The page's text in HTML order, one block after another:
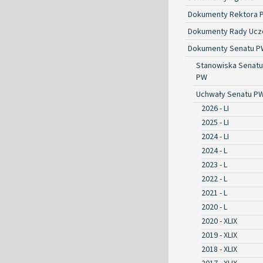
Dokumenty Rektora
Dokumenty Rady
Dokumenty Senatu
Stanowiska Senatu
PW
Uchwały Senatu
2026 - LI
2025 - LI
2024 - LI
2024 - L
2023 - L
2022 - L
2021 - L
2020 - L
2020 - XLIX
2019 - XLIX
2018 - XLIX